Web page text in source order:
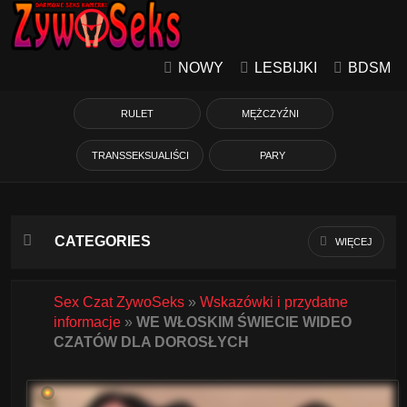
NOWY LESBIJKI BDSM
RULET MĘŻCZYŹNI
TRANSSEKSUALIŚCI PARY
CATEGORIES WIĘCEJ
Azjatycka
Babcie
Białe Dziewczyny
Sex Czat ZywoSeks » Wskazówki i przydatne
informacje » WE WŁOSKIM ŚWIECIE WIDEO
CZATÓW DLA DOROSŁYCH